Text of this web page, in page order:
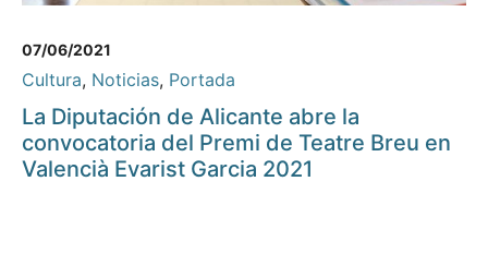
07/06/2021
Cultura, Noticias, Portada
La Diputación de Alicante abre la
convocatoria del Premi de Teatre Breu en
Valencià Evarist Garcia 2021